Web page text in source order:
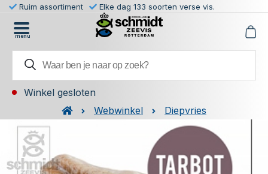
Ruim assortiment Elke dag 133 soorten verse vis.
menu
Winkel gesloten
Webwinkel
Diepvries